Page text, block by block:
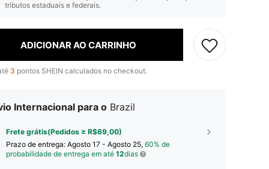
tributos estaduais e federais.
ADICIONAR AO CARRINHO
3 pontos SHEIN calculados no checkout.
Internacional para o Brazil
Frete grátis(Pedidos ≥ R$69,00)
Prazo de entrega: Agosto 17 - Agosto 25, 60% de
probabilidade de entrega em até 12dias